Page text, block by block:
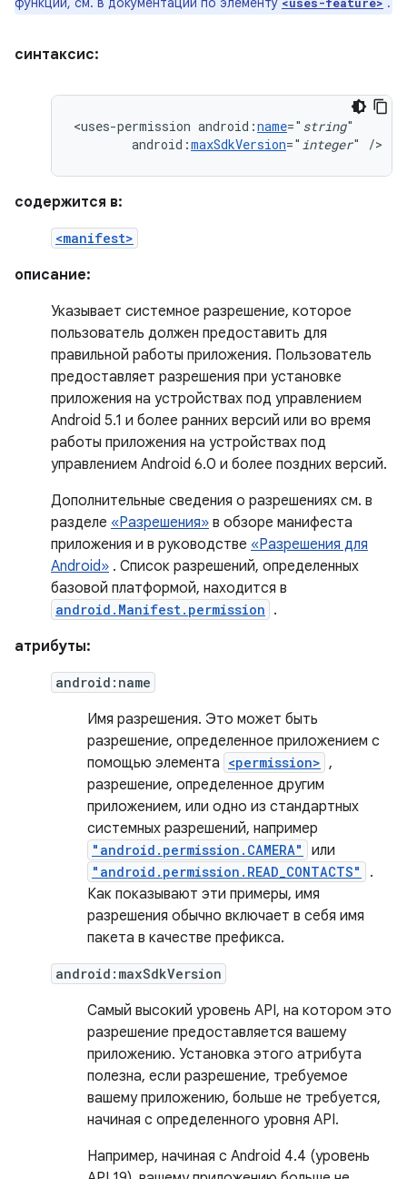
синтаксис:
<uses-permission android:name=" string
android:maxSdkVersion=" integer" />
содержится в:
<manifest>
описание:
Указывает системное разрешение, которое
пользователь должен предоставить для
правильной работы приложения. Пользователь
предоставляет разрешения при установке
приложения на устройствах под управлением
Android 5.1 и более ранних версий или во время
работы приложения на устройствах под
управлением Android 6.0 и более поздних версий.
Дополнительные сведения о разрешениях см. в
разделе «Разрешения» в обзоре манифеста
приложения и в руководстве «Разрешения для
Android» . Список разрешений, определенных
базовой платформой, находится в
android.Manifest.permission .
атрибуты:
android:name
Имя разрешения. Это может быть
разрешение, определенное приложением с
помощью элемента <permission> ,
разрешение, определенное другим
приложением, или одно из стандартных
системных разрешений, например
"android.permission.CAMERA" или
"android.permission.READ_CONTACTS"
.
Как показывают эти примеры, имя
разрешения обычно включает в себя имя
пакета в качестве префикса.
android:maxSdkVersion
Самый высокий уровень API, на котором это
разрешение предоставляется вашему
приложению. Установка этого атрибута
полезна, если разрешение, требуемое
вашему приложению, больше не требуется,
начиная с определенного уровня API.
Например, начиная с Android 4.4 (уровень